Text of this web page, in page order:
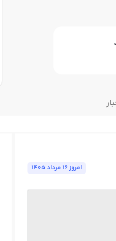
امروز ١٦ مرداد ١٤٠٥